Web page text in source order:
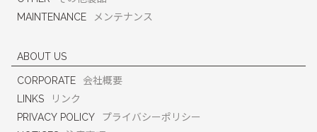
MAINTENANCE
メンテナンス
ABOUT US
CORPORATE
会社概要
LINKS
リンク
PRIVACY POLICY
プライバシーポリシー